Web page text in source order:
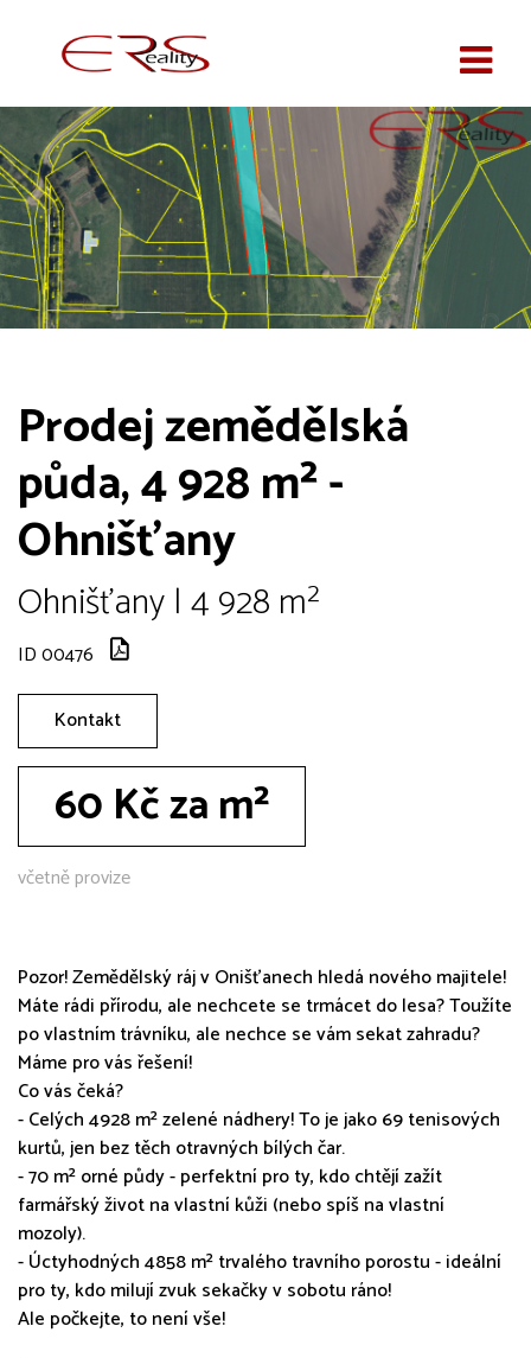
Prodej zemědělská
půda, 4 928 m² -
Ohnišťany
Ohnišťany | 4 928 m²
ID 00476
Kontakt
60 Kč za m²
včetně provize
Pozor! Zemědělský ráj v Onišťanech hledá nového majitele!
Máte rádi přírodu, ale nechcete se trmácet do lesa? Toužíte
po vlastním trávníku, ale nechce se vám sekat zahradu?
Máme pro vás řešení!
Co vás čeká?
- Celých 4928 m² zelené nádhery! To je jako 69 tenisových
kurtů, jen bez těch otravných bílých čar.
- 70 m² orné půdy - perfektní pro ty, kdo chtějí zažít
farmářský život na vlastní kůži (nebo spíš na vlastní
mozoly).
- Úctyhodných 4858 m² trvalého travního porostu - ideální
pro ty, kdo milují zvuk sekačky v sobotu ráno!
Ale počkejte, to není vše!